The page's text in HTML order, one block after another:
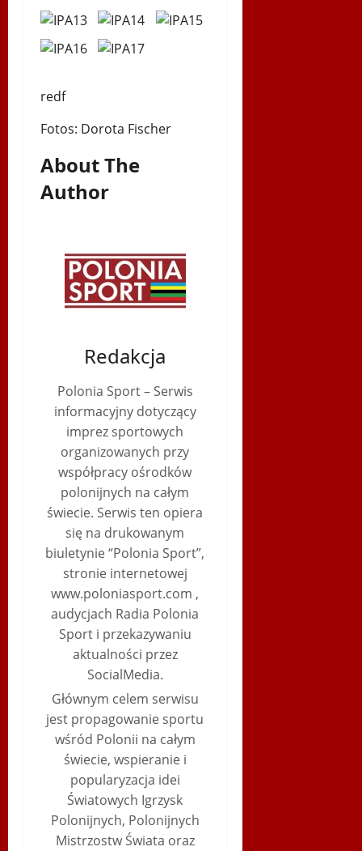
redf
Fotos: Dorota Fischer
About The
Author
Redakcja
Polonia Sport – Serwis
informacyjny dotyczący
imprez sportowych
organizowanych przy
współpracy ośrodków
polonijnych na całym
świecie. Serwis ten opiera
się na drukowanym
biuletynie “Polonia Sport”,
stronie internetowej
www.poloniasport.com ,
audycjach Radia Polonia
Sport i przekazywaniu
aktualności przez
SocialMedia.
Głównym celem serwisu
jest propagowanie sportu
wśród Polonii na całym
świecie, wspieranie i
popularyzacja idei
Światowych Igrzysk
Polonijnych, Polonijnych
Mistrzostw Świata oraz